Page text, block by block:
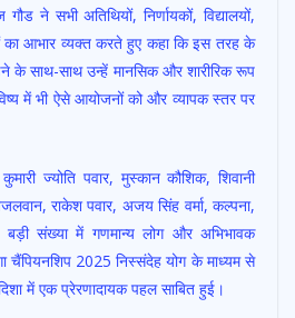
ने सभी अतिथियों, निर्णायकों, विद्यालयों,
का आभार व्यक्त करते हुए कहा कि इस तरह के
के साथ-साथ उन्हें मानसिक और शारीरिक रूप
में भी ऐसे आयोजनों को और व्यापक स्तर पर
ज्योति पवार, मुस्कान कौशिक, शिवानी
राकेश पवार, अजय सिंह वर्मा, कल्पना,
बड़ी संख्या में गणमान्य लोग और अभिभावक
चैंपियनशिप 2025 निस्संदेह योग के माध्यम से
में एक प्रेरणादायक पहल साबित हुई।